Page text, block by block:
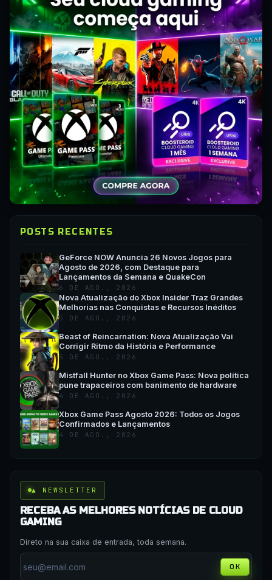
POSTS RECENTES
GeForce NOW Anuncia 26 Novos Jogos para
Agosto de 2026, com Destaque para
Lançamentos da Semana e QuakeCon
6 DE AGO., 2026
Nova Atualização do Xbox Insider Traz Grandes
Melhorias nas Conquistas e Recursos Inéditos
5 DE AGO., 2026
Beast of Reincarnation: Nova Atualização Vai
Corrigir Ritmo da História e Performance
5 DE AGO., 2026
Mistfall Hunter no Xbox Game Pass: Nova política
pune trapaceiros com banimento de hardware
4 DE AGO., 2026
Xbox Game Pass Agosto 2026: Todos os Jogos
Confirmados e Lançamentos
4 DE AGO., 2026
▲ NEWSLETTER
RECEBA AS MELHORES NOTÍCIAS DE CLOUD
GAMING
Direto na sua caixa de entrada, toda semana.
OK